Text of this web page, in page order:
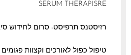
SERUM THERAPISRE
רזיסטנס תרפיסט- סרום לחידוש
טיפול כפול לאורכים וקצוות